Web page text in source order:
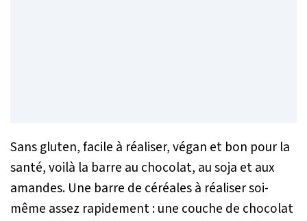
Sans gluten, facile à réaliser, végan et bon pour la
santé, voilà la barre au chocolat, au soja et aux
amandes. Une barre de céréales à réaliser soi-
même assez rapidement : une couche de chocolat